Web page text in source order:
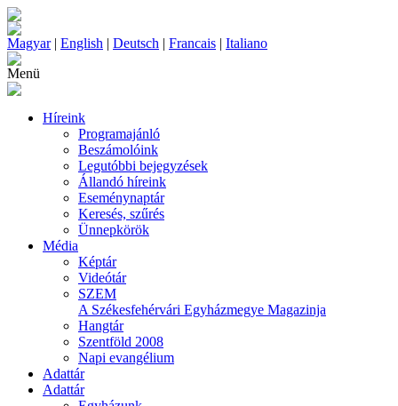
Magyar| English | Deutsch | Francais | Italiano
Menü
Híreink
Programajánló
Beszámolóink
Legutóbbi bejegyzések
Állandó híreink
Eseménynaptár
Keresés, szűrés
Ünnepkörök
Média
Képtár
Videótár
SZEM
A Székesfehérvári Egyházmegye Magazinja
Hangtár
Szentföld 2008
Napi evangélium
Adattár
Adattár